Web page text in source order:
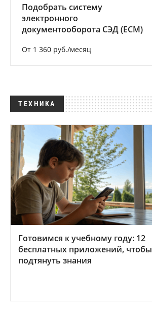
Подобрать систему
электронного
документооборота СЭД (ECM)
От 1 360 руб./месяц
ТЕХНИКА
Готовимся к учебному году: 12
бесплатных приложений, чтобы
подтянуть знания